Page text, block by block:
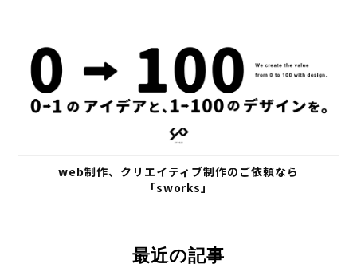
web制作、クリエイティブ制作のご依頼なら
「sworks」
最近の記事